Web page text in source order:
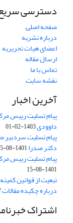
دسترسی
صفحه اصلی
درباره نشریه
اعضای هیات تحریریه
ارسال مقاله
تماس با ما
نقشه سایت
آخرین اخبار
پیام تسلیت رییس
داوودی1403-02-01
پیام تسلیت سردبیر
دکتر صدرا1401-08-15
پیام تسلیت رییس
1401-08-15
تبعیت از قوانین
درباره چکیده مقالات
اشتراک